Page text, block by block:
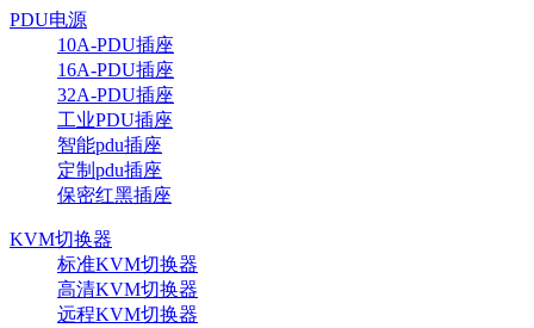
PDU电源
10A-PDU插座
16A-PDU插座
32A-PDU插座
工业PDU插座
智能pdu插座
定制pdu插座
保密红黑插座
KVM切换器
标准KVM切换器
高清KVM切换器
远程KVM切换器